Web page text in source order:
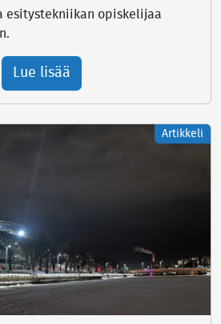
esitystekniikan opiskelijaa
Lue lisää
Artikkeli